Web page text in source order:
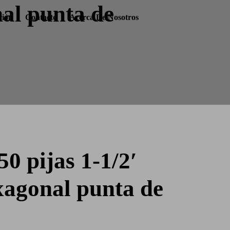
Contacto Acerca De Nosotros
punta de
pijas 1-1/2′
punta de